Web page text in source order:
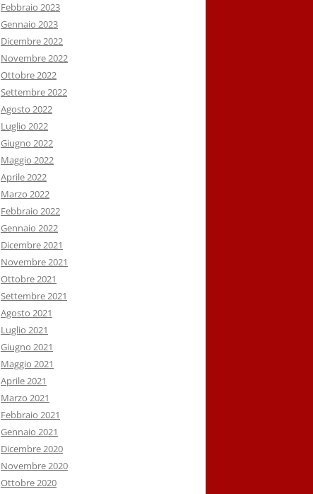
Febbraio 2023
Gennaio 2023
Dicembre 2022
Novembre 2022
Ottobre 2022
Settembre 2022
Agosto 2022
Luglio 2022
Giugno 2022
Maggio 2022
Aprile 2022
Marzo 2022
Febbraio 2022
Gennaio 2022
Dicembre 2021
Novembre 2021
Ottobre 2021
Settembre 2021
Agosto 2021
Luglio 2021
Giugno 2021
Maggio 2021
Aprile 2021
Marzo 2021
Febbraio 2021
Gennaio 2021
Dicembre 2020
Novembre 2020
Ottobre 2020